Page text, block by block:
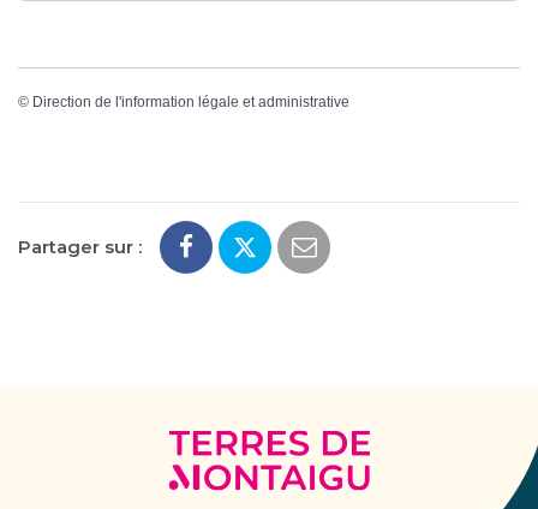
© Direction de l'information légale et administrative
Partager sur :
Terres
de
Montaigu